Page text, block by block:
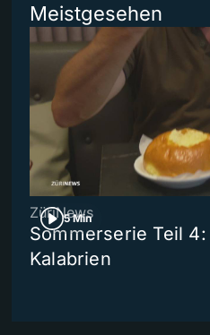
Meistgesehen
5 Min
ZüriNews
Sommerserie Teil
Kalabrien